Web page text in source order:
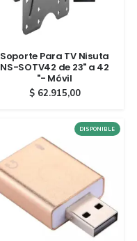
Soporte Para TV Nisuta
NS-SOTV42 de 23" a 42
"- Móvil
$62.915,00
DISPONIBLE